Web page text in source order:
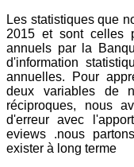
Les statistiques que
2015 et sont celles
annuels par la
d'information
annuelles. Pour
deux variables de
réciproques, nous
d'erreur avec
eviews .nous
exister à long terme